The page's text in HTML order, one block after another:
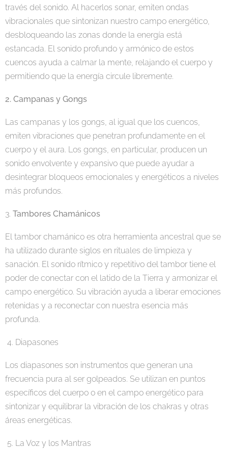
través del sonido. Al hacerlos sonar, emiten ondas
vibracionales que sintonizan nuestro campo energético,
desbloqueando las zonas donde la energía está
estancada. El sonido profundo y armónico de estos
cuencos ayuda a calmar la mente, relajando el cuerpo y
permitiendo que la energía circule libremente.
2. Campanas y Gongs
Las campanas y los gongs, al igual que los cuencos,
emiten vibraciones que penetran profundamente en el
cuerpo y el aura. Los gongs, en particular, producen un
sonido envolvente y expansivo que puede ayudar a
desintegrar bloqueos emocionales y energéticos a niveles
más profundos.
3. Tambores Chamánicos
El tambor chamánico es otra herramienta ancestral que se
ha utilizado durante siglos en rituales de limpieza y
sanación. El sonido rítmico y repetitivo del tambor tiene el
poder de conectar con el latido de la Tierra y armonizar el
campo energético. Su vibración ayuda a liberar emociones
retenidas y a reconectar con nuestra esencia más
profunda.
4. Diapasones
Los diapasones son instrumentos que generan una
frecuencia pura al ser golpeados. Se utilizan en puntos
específicos del cuerpo o en el campo energético para
sintonizar y equilibrar la vibración de los chakras y otras
áreas energéticas.
5. La Voz y los Mantras